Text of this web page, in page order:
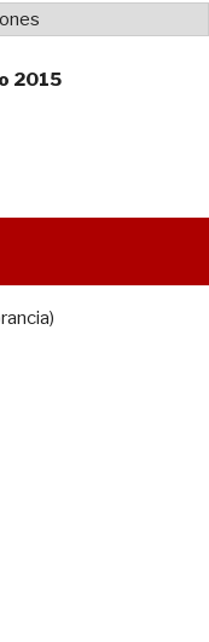
2015